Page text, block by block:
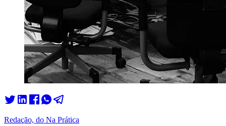
Redação, do Na Prática